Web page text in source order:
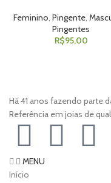
Feminino, Pingente,
Pingentes
R$95,00
Há 41 anos fazendo parte
Referência em joias de
MENU
Início